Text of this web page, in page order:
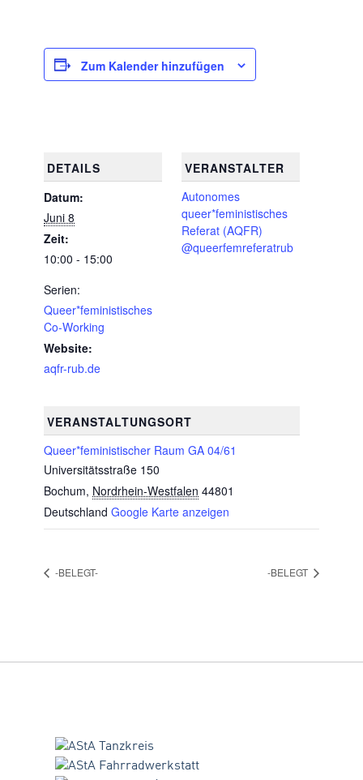
Zum Kalender hinzufügen
DETAILS
Datum:
Juni 8
Zeit:
10:00 - 15:00
Serien:
Queer*feministisches
Co-Working
Website:
aqfr-rub.de
VERANSTALTUNGSORT
Queer*feministischer Raum GA 04/61
Universitätsstraße 150
Bochum, Nordrhein-Westfalen 44801
Deutschland Google Karte anzeigen
VERANSTALTER
Autonomes
queer*feministisches
Referat (AQFR)
@queerfemreferatrub
-BELEGT- -BELEGT